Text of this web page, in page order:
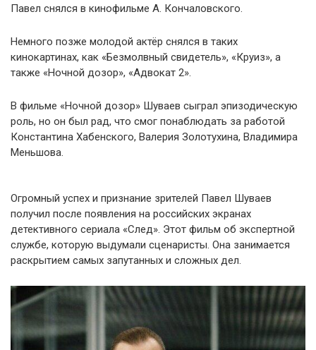
Павел снялся в кинофильме А. Кончаловского.
Немного позже молодой актёр снялся в таких
кинокартинах, как «Безмолвный свидетель», «Круиз», а
также «Ночной дозор», «Адвокат 2».
В фильме «Ночной дозор» Шуваев сыграл эпизодическую
роль, но он был рад, что смог понаблюдать за работой
Константина Хабенского, Валерия Золотухина, Владимира
Меньшова.
Огромный успех и признание зрителей Павел Шуваев
получил после появления на российских экранах
детективного сериала «След». Этот фильм об экспертной
службе, которую выдумали сценаристы. Она занимается
раскрытием самых запутанных и сложных дел.